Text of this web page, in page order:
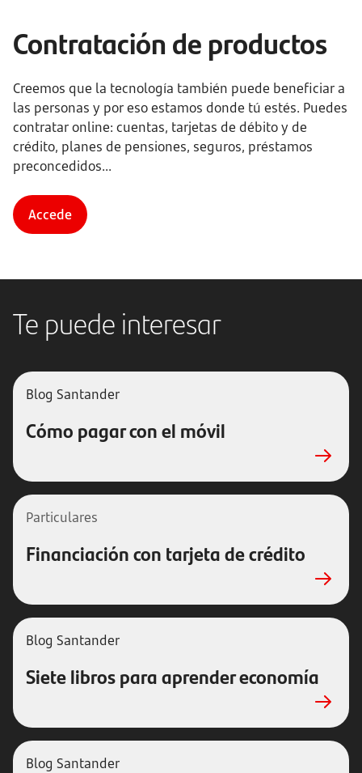
Contratación de productos
Creemos que la tecnología también puede beneficiar a
las personas y por eso estamos donde tú estés. Puedes
contratar online: cuentas, tarjetas de débito y de
crédito, planes de pensiones, seguros, préstamos
preconcedidos...
Accede
Te puede interesar
Blog Santander
Cómo pagar con el móvil
Particulares
Financiación con tarjeta de crédito
Blog Santander
Siete libros para aprender economía
Blog Santander